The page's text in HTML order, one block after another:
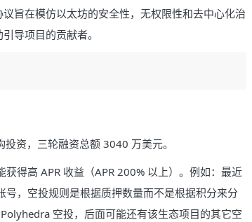
旨在模仿以太坊的安全性，无权限性和去中心化治
导项目的贡献者。
资，三轮融资总额 3040 万美元。
得高 APR 收益（APR 200% 以上）。例如：最近
，空投规则是根据质押数量而不是根据积分来分
空投，后面可能还有该生态项目的其它空